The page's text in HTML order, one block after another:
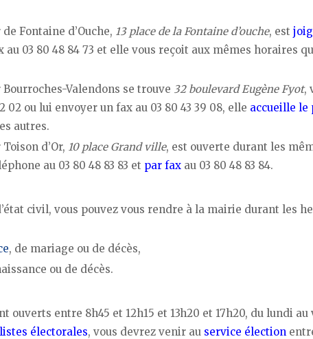
Fontaine d’Ouche, 13 place de la Fontaine d’ouche, est
au 03 80 48 84 73 et elle vous reçoit aux mêmes horaires
Valendons se trouve 32 boulevard Eugène Fyot,
02 ou lui envoyer un fax au 03 80 43 39 08, elle accueille le
autres.
d’Or, 10 place Grand ville, est ouverte durant les
au 03 80 48 83 83 et par fax au 03 80 48 83 84.
civil, vous pouvez vous rendre à la mairie durant les
, de mariage ou de décès,
ou de décès.
ouverts entre 8h45 et 12h15 et 13h20 et 17h20, du lundi
électorales, vous devrez venir au service élection